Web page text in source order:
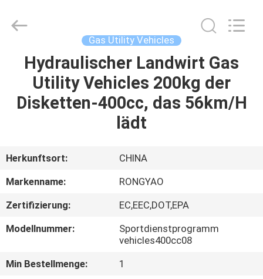
HAUS
PRODUKTE
UNS
AUSFLUG
Co.,Ltd.
Gas Utility Vehicles
Hydraulischer Landwirt Gas
Utility Vehicles 200kg der
Disketten-400cc, das 56km/H
lädt
Herkunftsort:
CHINA
Markenname:
RONGYAO
Zertifizierung:
EC,EEC,DOT,EPA
Modellnummer:
Sportdienstprogramm
vehicles400cc08
Min Bestellmenge:
1